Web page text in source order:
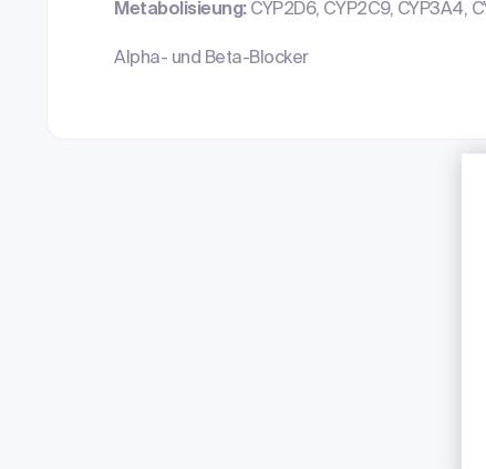
Metabolisieung:CYP2D6, CYP2C9, CYP3A4,
Alpha- und Beta-Blocker